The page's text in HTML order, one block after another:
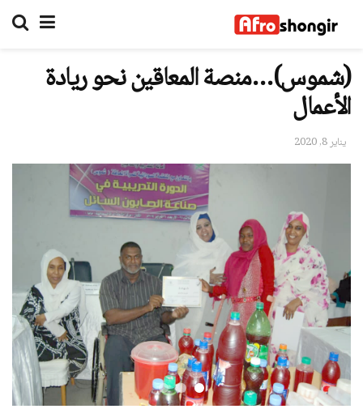
(شموس)…منصة المعاقين نحو ريادة
الأعمال
يناير 8, 2020